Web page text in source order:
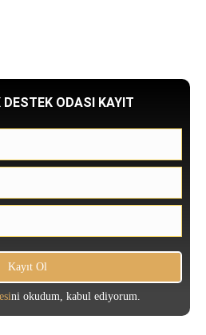
DESTEK ODASI KAYIT
ni okudum, kabul ediyorum.